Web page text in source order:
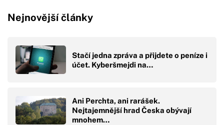
Nejnovější články
Stačí jedna zpráva a přijdete o peníze i
účet. Kyberšmejdi na…
Ani Perchta, ani rarášek.
Nejtajemnější hrad Česka obývají
mnohem…